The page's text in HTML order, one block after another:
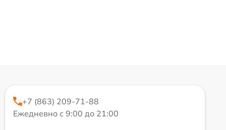
+7 (863) 209-71-88
Ежедневно с 9:00 до 21:00